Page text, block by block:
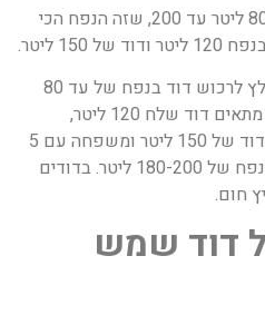
דודי שמש מתחילים מנפח של 80 ליטר עד 200, שזה הנפח הכי
ליטר.
למשפחה של עד 2 נפשות מומלץ לרכוש דוד בנפח של עד 80
ליטר. למשפחה של 3-4 נפשות מתאים דוד שלח 120 ליטר,
משפחה עם 4-5 נפשות צריכה דוד של 150 ליטר ומשפחה עם 5
נפשות ומעלה זקוקה לדוד עם נפח של 180-200 ליטר. בדודים
חום.
דוד שמש